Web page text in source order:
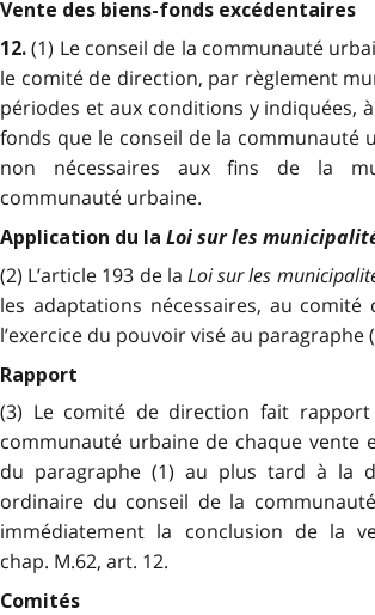
Vente des biens-fonds excédentaires
12.(1) Le conseil de la communauté
le comité de direction, par règlement
périodes et aux conditions y indiquées,
fonds que le conseil de la communauté
non nécessaires aux fins de la
communauté urbaine.
Application du la Loi sur les
(2) L’article 193 de la Loi sur les
les adaptations nécessaires, au comité
l’exercice du pouvoir visé au paragraphe
Rapport
(3) Le comité de direction fait
communauté urbaine de chaque vente
du paragraphe (1) au plus tard à la
ordinaire du conseil de la
immédiatement la conclusion de la
chap. M.62, art. 12.
Comités